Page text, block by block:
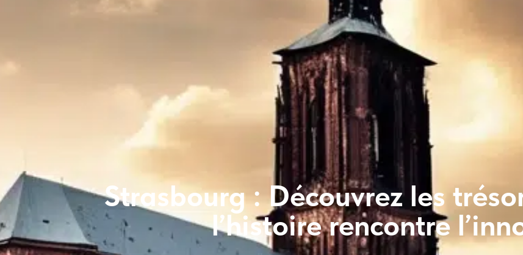
Strasbourg : Découvrez les
l’histoire rencontre